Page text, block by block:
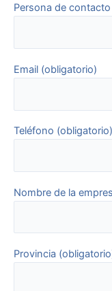
Persona de
Email (obligatorio)
Teléfono (obligatorio)
Nombre de la
Provincia